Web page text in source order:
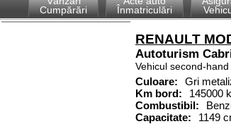
Cumpărări
Înmatriculări
RENAULT
Autoturism
Vehicul second-hand
Culoare:
Gri
Km bord:
145000
Combustibil:
Capacitate: 1149